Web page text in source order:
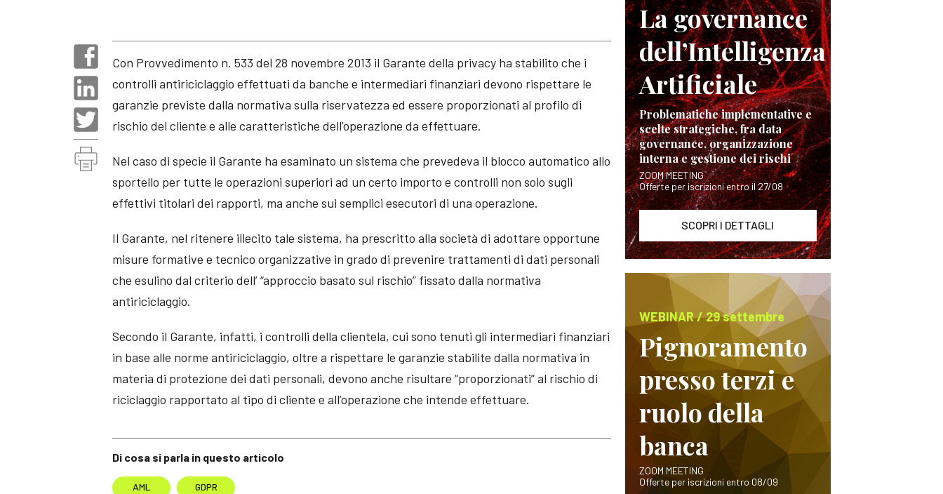
Di cosa si parla in questo articolo
AML GDPR
Con Provvedimento n. 533 del 28 novembre 2013 il Garante della privacy ha stabilito che i
controlli antiriciclaggio effettuati da banche e intermediari finanziari devono rispettare le
garanzie previste dalla normativa sulla riservatezza ed essere proporzionati al profilo di
rischio del cliente e alle caratteristiche dell’operazione da effettuare.
Nel caso di specie il Garante ha esaminato un sistema che prevedeva il blocco automatico allo
sportello per tutte le operazioni superiori ad un certo importo e controlli non solo sugli
effettivi titolari dei rapporti, ma anche sui semplici esecutori di una operazione.
Il Garante, nel ritenere illecito tale sistema, ha prescritto alla società di adottare opportune
misure formative e tecnico organizzative in grado di prevenire trattamenti di dati personali
che esulino dal criterio dell’ “approccio basato sul rischio” fissato dalla normativa
antiriciclaggio.
Secondo il Garante, infatti, i controlli della clientela, cui sono tenuti gli intermediari finanziari
in base alle norme antiriciclaggio, oltre a rispettare le garanzie stabilite dalla normativa in
materia di protezione dei dati personali, devono anche risultare “proporzionati” al rischio di
riciclaggio rapportato al tipo di cliente e all’operazione che intende effettuare.
La governance
dell’Intelligenza
Artificiale
Problematiche implementative e
scelte strategiche, fra data
governance, organizzazione
interna e gestione dei rischi
ZOOM MEETING
Offerte per iscrizioni entro il 27/08
SCOPRI I DETTAGLI
WEBINAR / 29 settembre
Pignoramento
presso terzi e
ruolo della
banca
ZOOM MEETING
Offerte per iscrizioni entro 08/09